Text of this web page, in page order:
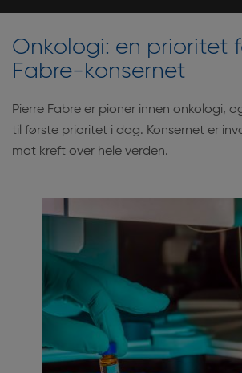
Onkologi: en prioritet
Fabre-konsernet
Pierre Fabre er pioner innen onkologi,
til første prioritet i dag. Konsernet er
mot kreft over hele verden.